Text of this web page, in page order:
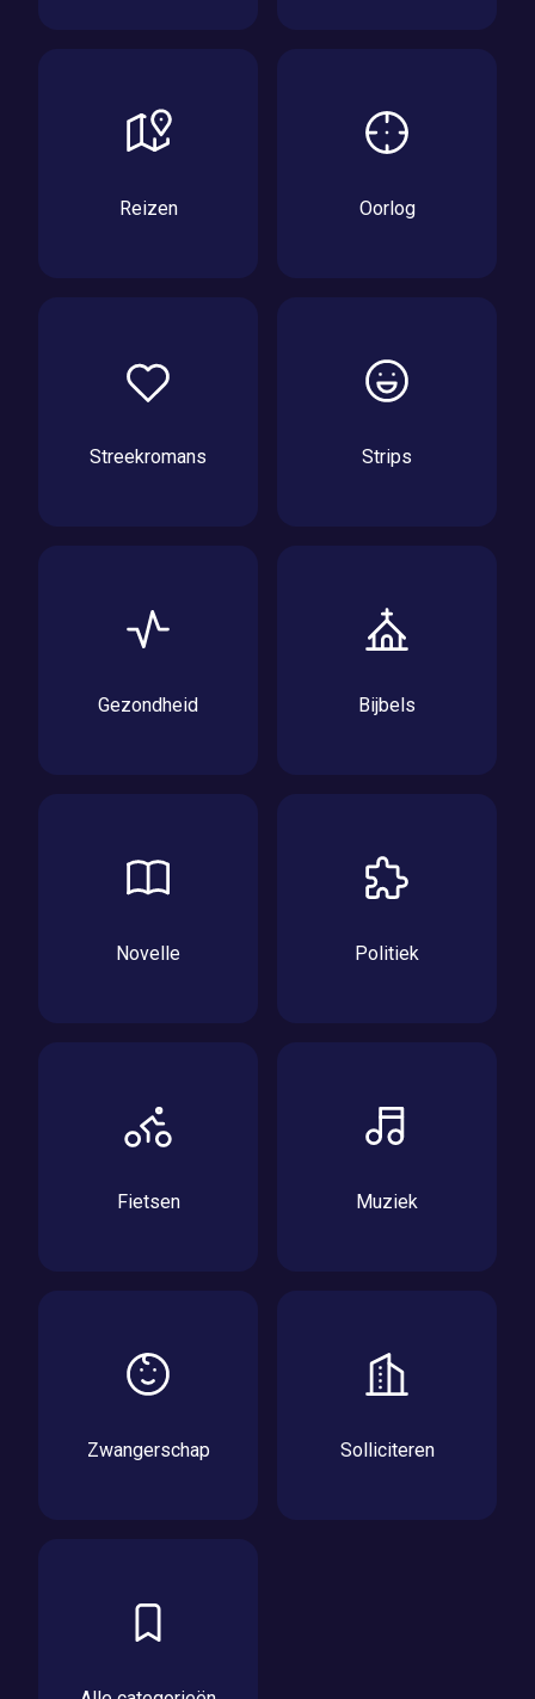
Reizen Oorlog
Streekromans Strips
Gezondheid Bijbels
Novelle Politiek
Fietsen Muziek
Zwangerschap Solliciteren